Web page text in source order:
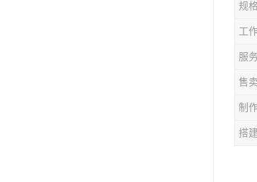
规
工
服
售
制
搭